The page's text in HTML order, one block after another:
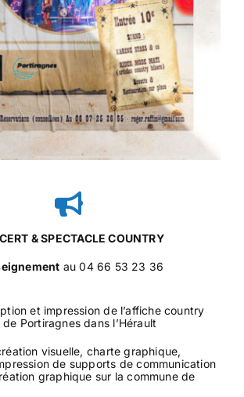
& SPECTACLE COUNTRY
au 04 66 53 23 36
et impression de l’affiche country
Portiragnes dans l’Hérault
visuelle, charte graphique,
de supports de communication
graphique sur la commune de